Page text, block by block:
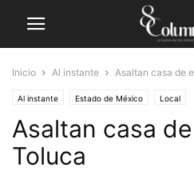
Inicio Al instante Asaltan casa de
Al instante Estado de México Local
Asaltan casa
Toluca